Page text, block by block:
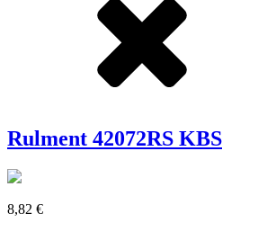
Rulment 42072RS KBS
8,82 €